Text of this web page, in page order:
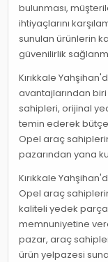
bulunması,
ihtiyaçlarını
sunulan ürünlerin
güvenilirlik
Kırıkkale
avantajlarından
sahipleri, orijinal
temin ederek
Opel araç
pazarından yana
Kırıkkale
Opel araç
kaliteli yedek
memnuniyetine
pazar, araç
ürün yelpazesi